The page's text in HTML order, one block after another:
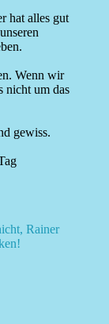
hat alles gut
Wenn wir
nicht um das
gewiss.
Rainer